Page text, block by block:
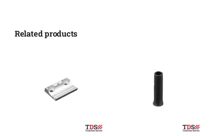
Related products